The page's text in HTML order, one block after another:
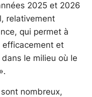
2025 et 2026
relativement
qui permet à
efficacement et
le milieu où le
nombreux,